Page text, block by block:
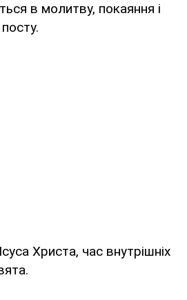
в молитву, покаяння і
Христа, час внутрішніх